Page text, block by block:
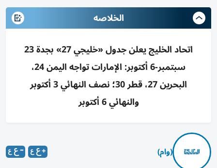
الخلاصه
اتحاد الخليج يعلن جدول «خليجي 27» بجدة 23
سبتمبر-6 أكتوبر: الإمارات تواجه اليمن 24،
البحرين 27، قطر 30؛ نصف النهائي 3 أكتوبر
والنهائي 6 أكتوبر
(وام)